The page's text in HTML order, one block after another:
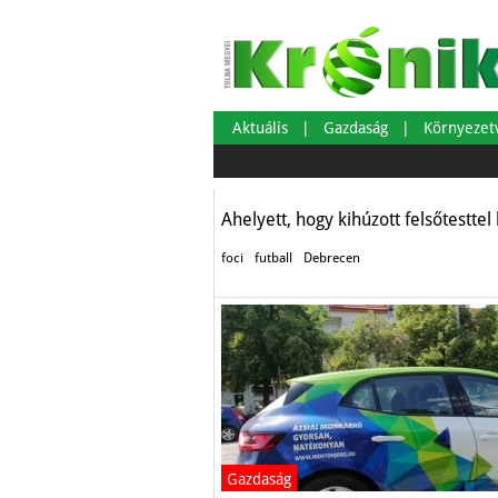
Aktuális Gazdaság
Vállald, aki vagy
mezlevételről,
Sport
Ahelyett, hogy kihúzott
foci futball Debrecen
Gazdaság